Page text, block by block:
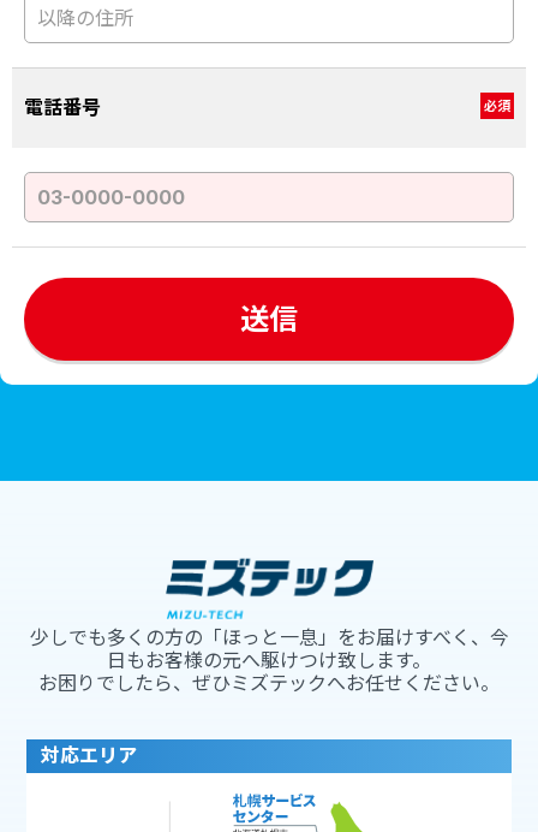
電話番号 必須
少しでも多くの方の「ほっと一息」をお届けすべく、今
日もお客様の元へ駆けつけ致します。
お困りでしたら、ぜひミズテックへお任せください。
対応エリア